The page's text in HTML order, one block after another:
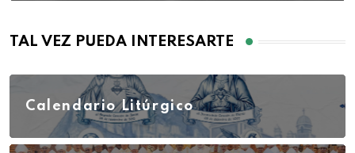
TAL VEZ PUEDA INTERESARTE
Calendario Litúrgico